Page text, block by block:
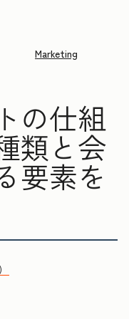
Marketing
の仕組
類と会
要素を